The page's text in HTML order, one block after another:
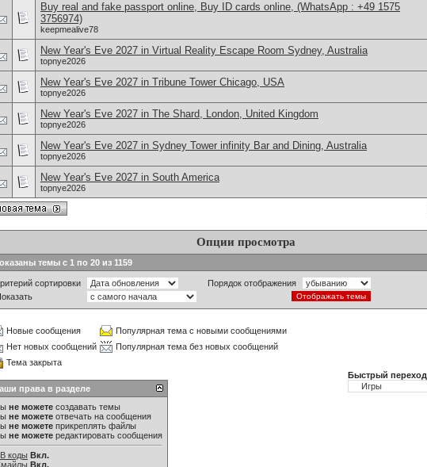
Buy real and fake passport online, Buy ID cards online, (WhatsApp : +49 1575
3756974)
keepmealive78
New Year's Eve 2027 in Virtual Reality Escape Room Sydney, Australia
topnye2026
New Year's Eve 2027 in Tribune Tower Chicago, USA
topnye2026
New Year's Eve 2027 in The Shard, London, United Kingdom
topnye2026
New Year's Eve 2027 in Sydney Tower infinity Bar and Dining, Australia
topnye2026
New Year's Eve 2027 in South America
topnye2026
Опции просмотра
темы с 1 по 20 из 1159
сортировки
Порядок отображения
Новые сообщения
Популярная тема с новыми сообщениями
Нет новых сообщений
Популярная тема без новых сообщений
Тема закрыта
права в разделе
не можете создавать темы
не можете отвечать на сообщения
не можете прикреплять файлы
не можете редактировать сообщения
коды Вкл.
Вкл.
Быстрый переход